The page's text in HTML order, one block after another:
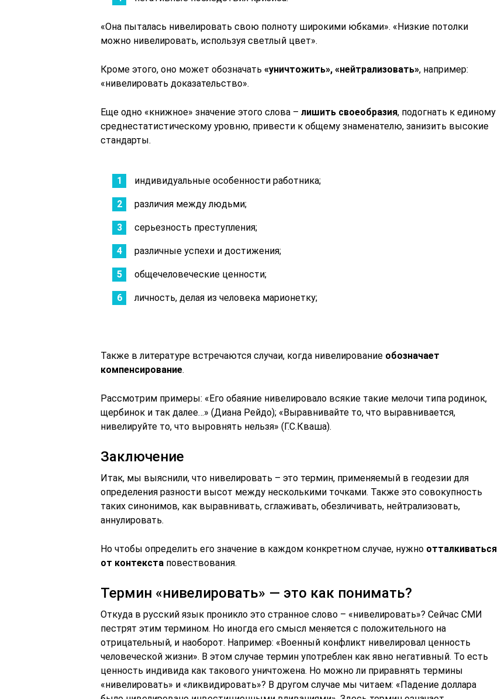
«Она пыталась нивелировать свою полноту широкими юбками». «Низкие потолки
можно нивелировать, используя светлый цвет».
Кроме этого, оно может обозначать «уничтожить», «нейтрализовать», например:
«нивелировать доказательство».
Еще одно «книжное» значение этого слова – лишить своеобразия, подогнать к единому
среднестатистическому уровню, привести к общему знаменателю, занизить высокие
стандарты.
индивидуальные особенности работника;
различия между людьми;
серьезность преступления;
различные успехи и достижения;
общечеловеческие ценности;
личность, делая из человека марионетку;
Также в литературе встречаются случаи, когда нивелирование обозначает
компенсирование.
Рассмотрим примеры: «Его обаяние нивелировало всякие такие мелочи типа родинок,
щербинок и так далее…» (Диана Рейдо); «Выравнивайте то, что выравнивается,
нивелируйте то, что выровнять нельзя» (Г.С.Кваша).
Заключение
Итак, мы выяснили, что нивелировать – это термин, применяемый в геодезии для
определения разности высот между несколькими точками. Также это совокупность
таких синонимов, как выравнивать, сглаживать, обезличивать, нейтрализовать,
аннулировать.
Но чтобы определить его значение в каждом конкретном случае, нужно отталкиваться
от контекста повествования.
Термин «нивелировать» — это как понимать?
Откуда в русский язык проникло это странное слово – «нивелировать»? Сейчас СМИ
пестрят этим термином. Но иногда его смысл меняется с положительного на
отрицательный, и наоборот. Например: «Военный конфликт нивелировал ценность
человеческой жизни». В этом случае термин употреблен как явно негативный. То есть
ценность индивида как такового уничтожена. Но можно ли приравнять термины
«нивелировать» и «ликвидировать»? В другом случае мы читаем: «Падение доллара